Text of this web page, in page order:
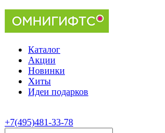
Каталог
Акции
Новинки
Хиты
Идеи подарков
+7(495)481-33-78